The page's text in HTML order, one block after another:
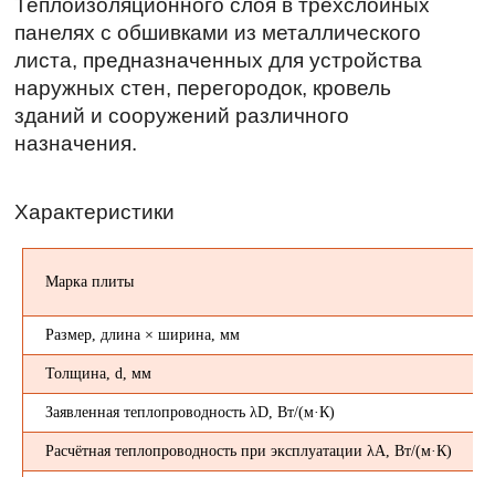
Характеристики
Марка плиты
Размер, длина × ширина, мм
Толщина, d, мм
Заявленная теплопроводность λD, Вт/(м·К)
Расчётная теплопроводность при эксплуатации λA, Вт/(м·К)